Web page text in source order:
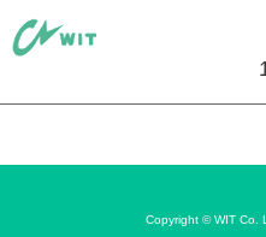
Copyright © WIT Co.